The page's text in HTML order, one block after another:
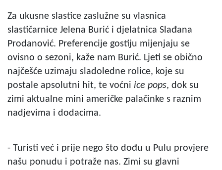
Za ukusne slastice zaslužne su vlasnica
slastičarnice Jelena Burić i djelatnica Slađana
Prodanović. Preferencije gostiju mijenjaju se
ovisno o sezoni, kaže nam Burić. Ljeti se obično
najčešće uzimaju sladoledne rolice, koje su
postale apsolutni hit, te voćni ice pops, dok su
zimi aktualne mini američke palačinke s raznim
nadjevima i dodacima.
- Turisti već i prije nego što dođu u Pulu provjere
našu ponudu i potraže nas. Zimi su glavni